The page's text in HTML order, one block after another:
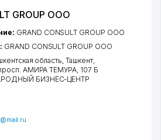
GROUP ООО
GRAND CONSULT GROUP ООО
GRAND CONSULT GROUP ООО
область,Ташкент,
АМИРА ТЕМУРА, 107 Б
БИЗНЕС-ЦЕНТР